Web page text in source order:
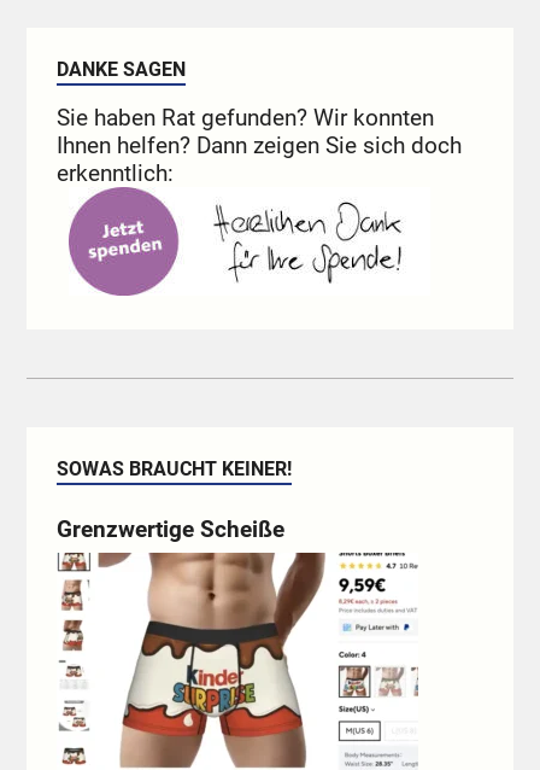
DANKE SAGEN
Sie haben Rat gefunden? Wir konnten
Ihnen helfen? Dann zeigen Sie sich doch
erkenntlich:
SOWAS BRAUCHT KEINER!
Grenzwertige Scheiße